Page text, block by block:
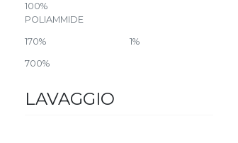
100%
POLIAMMIDE
170% 1%
700%
LAVAGGIO